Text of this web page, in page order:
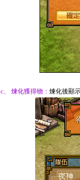
c、 煉化獲得物： 煉化後顯